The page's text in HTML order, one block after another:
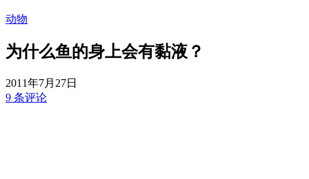
动物
为什么鱼的身上会有黏液？
2011年7月27日
9 条评论